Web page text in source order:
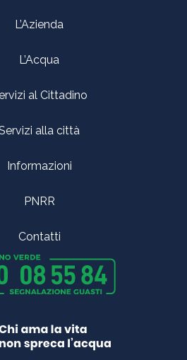
L’Azienda
L’Acqua
al Cittadino
alla città
Informazioni
PNRR
Contatti